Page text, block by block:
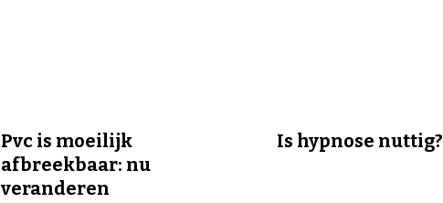
Pvc is moeilijk
afbreekbaar: nu
veranderen
Is hypnose nuttig?